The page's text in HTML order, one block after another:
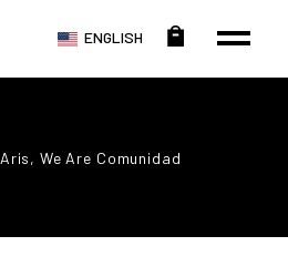
ENGLISH
Aris, We Are Comunidad